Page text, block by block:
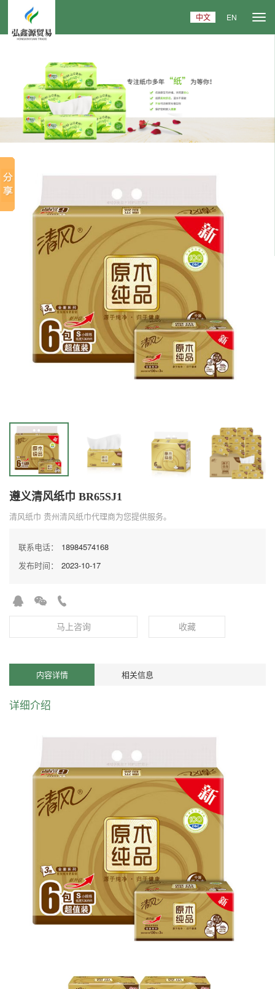
中文 EN
遵义清风纸巾 BR65SJ1
清风纸巾 贵州清风纸巾代理商为您提供服务。
联系电话：
18984574168
发布时间：
2023-10-17
马上咨询 收藏
内容详情 相关信息
详细介绍